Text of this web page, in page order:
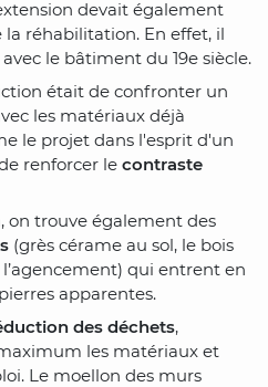
devait également
la réhabilitation. En effet, il
le bâtiment du 19e siècle.
était de confronter un
les matériaux déjà
le projet dans l'esprit d'un
renforcer le contraste
on trouve également des
(grès cérame au sol, le bois
qui entrent en
apparentes.
des déchets,
les matériaux et
Le moellon des murs